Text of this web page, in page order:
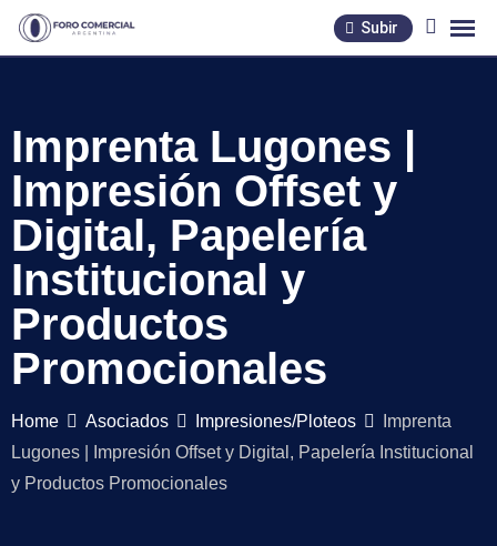
Skip
Subir
Imprenta Lugones |
Impresión Offset y
Digital, Papelería
Institucional y
Productos
Promocionales
Home Asociados Impresiones/Ploteos
Imprenta
Lugones | Impresión Offset y Digital, Papelería Institucional
y Productos Promocionales